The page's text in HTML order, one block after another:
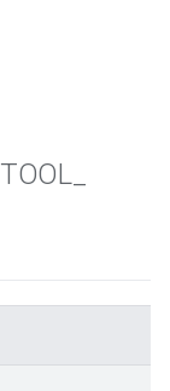
TOOL_